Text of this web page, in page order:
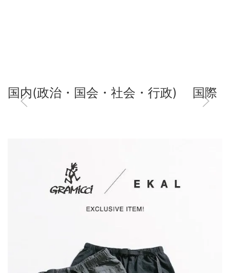
国内(政治・国会・社会・行政) 国際